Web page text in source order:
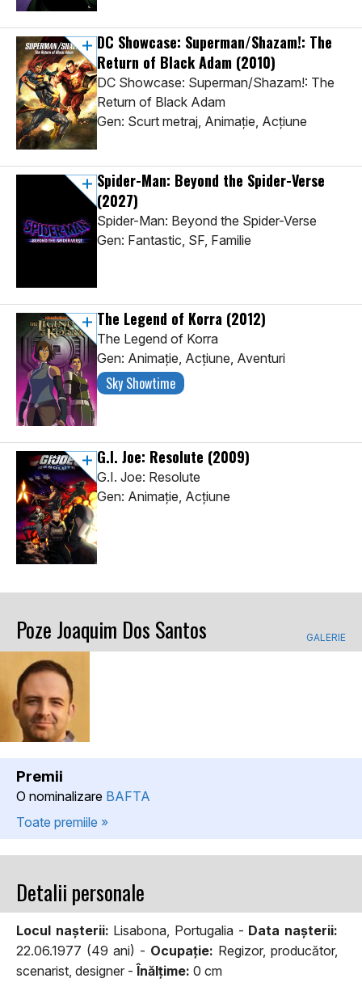
DC Showcase: Superman/Shazam!: The
Return of Black Adam (2010)
DC Showcase: Superman/Shazam!: The
Return of Black Adam
Gen: Scurt metraj, Animaţie, Acţiune
Spider-Man: Beyond the Spider-Verse
(2027)
Spider-Man: Beyond the Spider-Verse
Gen: Fantastic, SF, Familie
The Legend of Korra (2012)
The Legend of Korra
Gen: Animaţie, Acţiune, Aventuri
Sky Showtime
G.I. Joe: Resolute (2009)
G.I. Joe: Resolute
Gen: Animaţie, Acţiune
Poze Joaquim Dos Santos GALERIE
Premii
O nominalizare BAFTA
Toate premiile »
Detalii personale
Locul naşterii: Lisabona, Portugalia - Data naşterii:
22.06.1977 (49 ani) - Ocupaţie: Regizor, producător,
scenarist, designer -Înălţime: 0 cm